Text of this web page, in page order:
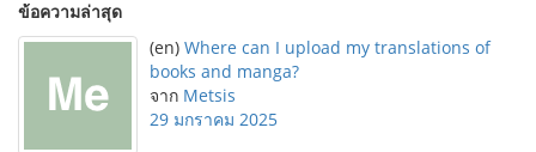
ข้อความล่าสุด
(en) Where can I upload my translations of
books and manga?
จาก Metsis
29 มกราคม 2025